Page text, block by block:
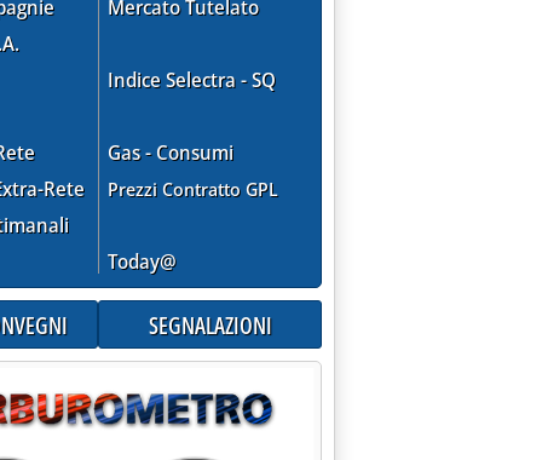
1995 alle 0.0.
INTERNAZIONALI'
0.0.
Rete
Mercato Tutelato
Indice Selectra - SQ
Gas - Consumi
Prezzi Contratto GPL
Today@
SEGNALAZIONI